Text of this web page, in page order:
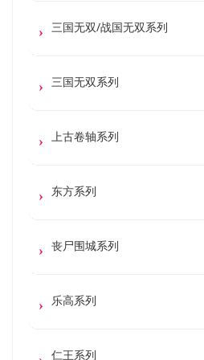
三国无双/战国无双系列
三国无双系列
上古卷轴系列
东方系列
丧尸围城系列
乐高系列
仁王系列